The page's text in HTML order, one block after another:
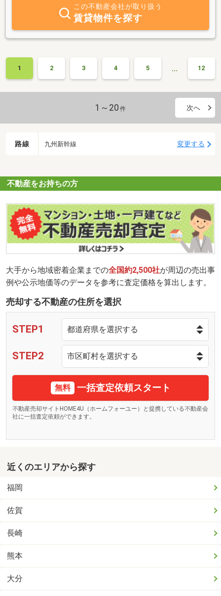
この不動産会社が取り扱う
賃貸物件を探す
1 2 3 4 5 … 12
1～20 件 次へ
路線 九州新幹線 変更する
不動産をお持ちの方
大手から地域密着企業までの全国約2,500社が周辺の売出事
例や公示地価等のデータを参考に査定価格を算出します。
売却する不動産の住所を選択
STEP1
STEP2
無料 一括査定依頼スタート
不動産売却サイトHOME4U（ホームフォーユー）と提携している不動産会
社に一括査定依頼ができます。
近くのエリアから探す
福岡
佐賀
長崎
熊本
大分